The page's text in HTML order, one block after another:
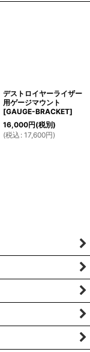
デストロイヤーライザー
用ゲージマウント
[GAUGE-BRACKET]
16,000円(税別)
(税込 : 17,600円)